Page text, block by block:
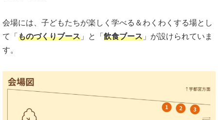
会場には、子どもたちが楽しく学べる＆わくわくする場とし
て「 ものづくりブース 」と「 飲食ブース 」が設けられていま
す。